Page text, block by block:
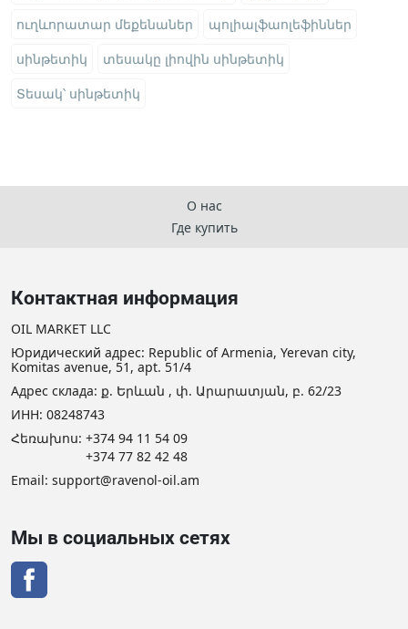
ուղևորատար մեքենաներ
պոլիալֆաոլեֆիններ
սինթետիկ
տեսակը լիովին սինթետիկ
Տեսակ՝ սինթետիկ
О нас
Где купить
Контактная информация
OIL MARKET LLC
Юридический адрес: Republic of Armenia, Yerevan city,
Komitas avenue, 51, apt. 51/4
Адрес склада: ք. Երևան , փ. Արարատյան, բ. 62/23
ИНН: 08248743
Հեռախոս: +374 94 11 54 09
+374 77 82 42 48
Email: support@ravenol-oil.am
Мы в социальных сетях